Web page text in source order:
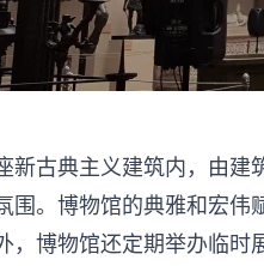
新古典主义建筑内，由
围。博物馆的典雅和宏伟
，博物馆还定期举办临